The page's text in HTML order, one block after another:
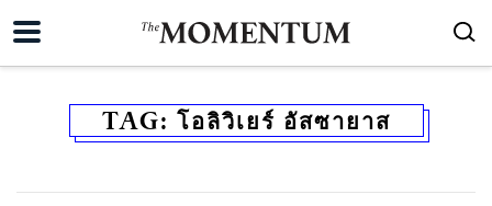
TAG: โอลิวิเยร์ อัสซายาส